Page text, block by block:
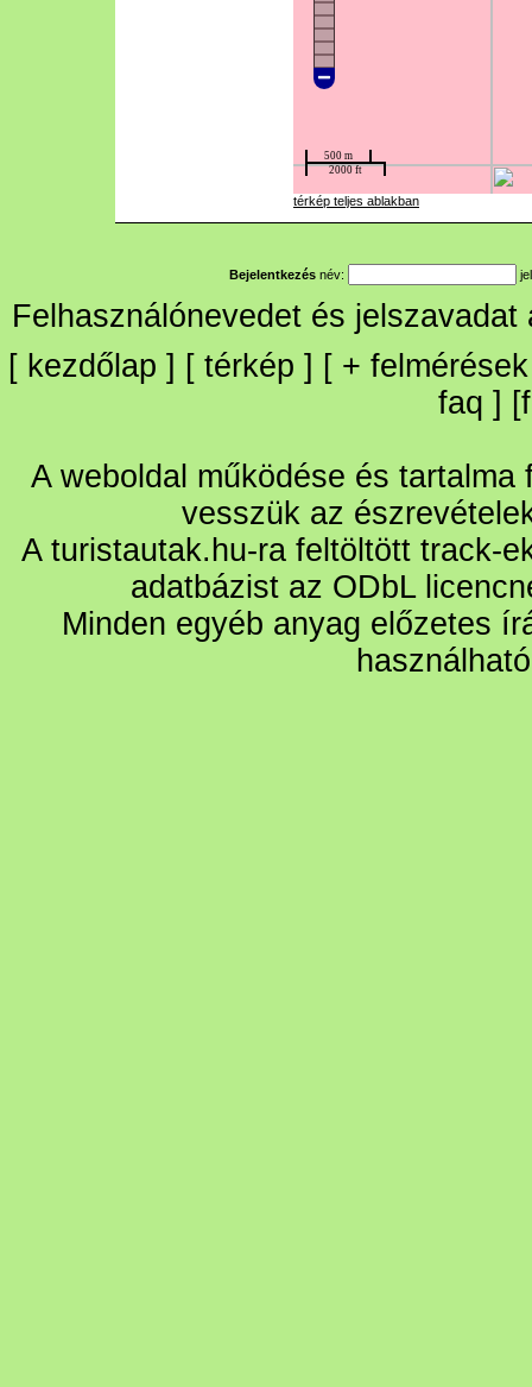
térkép teljes ablakban
Bejelentkezés név:
Felhasználónevedet és
[ kezdőlap ] [ térkép ] [ + felmérések
faq ] [
A weboldal működése és
vesszük az
A turistautak.hu-ra feltöltött track-
adatbázist az ODbL
Minden egyéb anyag előzetes